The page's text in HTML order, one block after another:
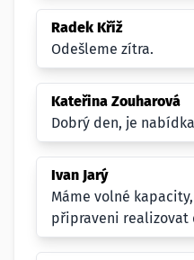
Radek Kříž
Odešleme zítra.
Kateřina Zouharová
Dobrý den, je
Ivan Jarý
Máme volné
připraveni realizovat